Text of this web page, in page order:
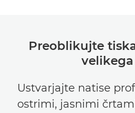
Preoblikujte
Ustvarjajte natise
ostrimi, jasnimi